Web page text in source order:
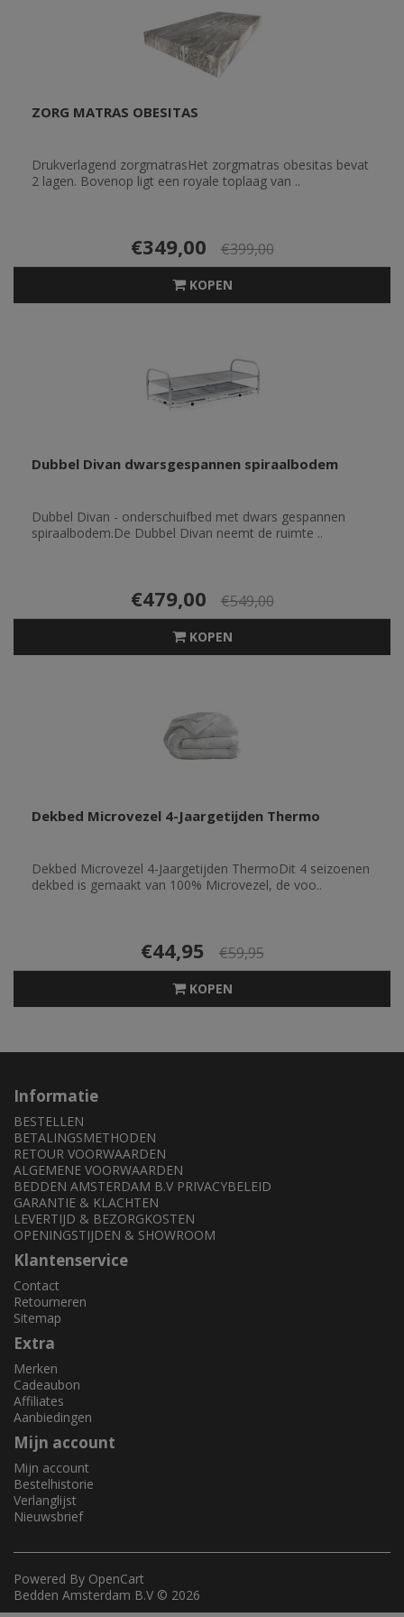
ZORG MATRAS OBESITAS
Drukverlagend zorgmatrasHet zorgmatras obesitas bevat
2 lagen. Bovenop ligt een royale toplaag van ..
€349,00 €399,00
KOPEN
Dubbel Divan dwarsgespannen spiraalbodem
Dubbel Divan - onderschuifbed met dwars gespannen
spiraalbodem.De Dubbel Divan neemt de ruimte ..
€479,00 €549,00
KOPEN
Dekbed Microvezel 4-Jaargetijden Thermo
Dekbed Microvezel 4-Jaargetijden ThermoDit 4 seizoenen
dekbed is gemaakt van 100% Microvezel, de voo..
€44,95 €59,95
KOPEN
Informatie
BESTELLEN
BETALINGSMETHODEN
RETOUR VOORWAARDEN
ALGEMENE VOORWAARDEN
BEDDEN AMSTERDAM B.V PRIVACYBELEID
GARANTIE & KLACHTEN
LEVERTIJD & BEZORGKOSTEN
OPENINGSTIJDEN & SHOWROOM
Klantenservice
Contact
Retourneren
Sitemap
Extra
Merken
Cadeaubon
Affiliates
Aanbiedingen
Mijn account
Mijn account
Bestelhistorie
Verlanglijst
Nieuwsbrief
Powered By OpenCart
Bedden Amsterdam B.V © 2026